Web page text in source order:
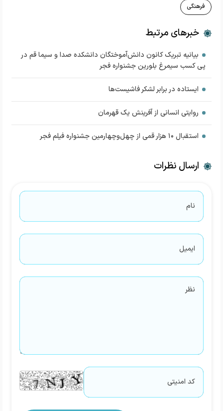
فرهنگی
خبرهای مرتبط
بیانیه تبریک کانون دانش‌آموختگان دانشکده صدا و سیما قم در
پی کسب سیمرغ بلورین جشنواره فجر
ایستاده در برابر لشکر فاشیست‌ها
روایتی انسانی از آفرینش یک قهرمان
استقبال ۱۰ هزار قمی از چهل‌وچهارمین جشنواره فیلم فجر
ارسال نظرات